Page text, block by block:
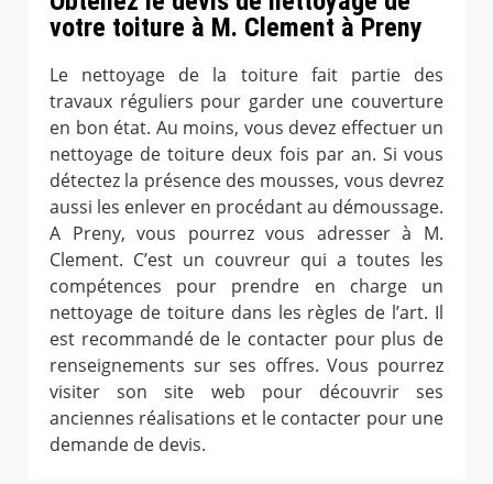
votre toiture à M. Clement à Preny
Le nettoyage de la toiture fait partie des
travaux réguliers pour garder une couverture
en bon état. Au moins, vous devez effectuer un
nettoyage de toiture deux fois par an. Si vous
détectez la présence des mousses, vous devrez
aussi les enlever en procédant au démoussage.
A Preny, vous pourrez vous adresser à M.
Clement. C’est un couvreur qui a toutes les
compétences pour prendre en charge un
nettoyage de toiture dans les règles de l’art. Il
est recommandé de le contacter pour plus de
renseignements sur ses offres. Vous pourrez
visiter son site web pour découvrir ses
anciennes réalisations et le contacter pour une
demande de devis.